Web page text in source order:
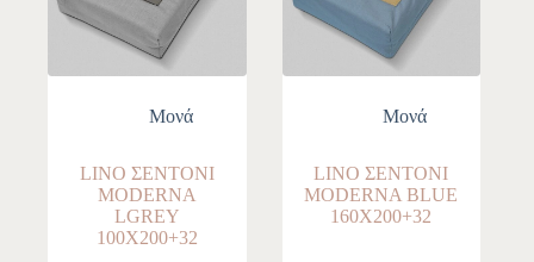
Μονά
LINO ΣΕΝΤONI
MODERNA
LGREY
100X200+32
Μονά
LINO ΣΕΝΤONI
MODERNA BLUE
160X200+32